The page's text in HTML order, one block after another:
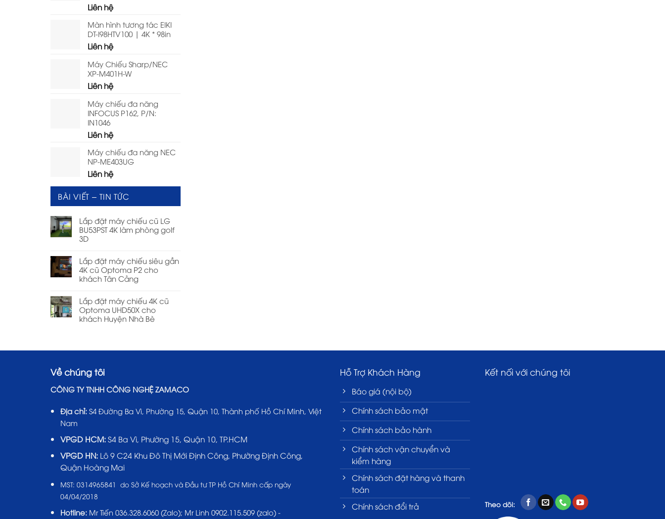
Liên hệ
Màn hình tương tác EIKI
DT-I98HTV100 | 4K * 98in
Liên hệ
Máy Chiếu Sharp/NEC
XP-M401H-W
Liên hệ
Máy chiếu đa năng
INFOCUS P162, P/N:
IN1046
Liên hệ
Máy chiếu đa năng NEC
NP-ME403UG
Liên hệ
BÀI VIẾT – TIN TỨC
Lắp đặt máy chiếu cũ LG
BU53PST 4K làm phòng golf
3D
Lắp đặt máy chiếu siêu gần
4K cũ Optoma P2 cho
khách Tân Cảng
Lắp đặt máy chiếu 4K cũ
Optoma UHD50X cho
khách Huyện Nhà Bè
Về chúng tôi
CÔNG TY TNHH CÔNG NGHỆ ZAMACO
Địa chỉ:S4 Đường Ba Vì, Phường 15, Quận 10, Thành phố Hồ Chí Minh, Việt
Nam
VPGD HCM:S4 Ba Vì, Phường 15, Quận 10, TP.HCM
VPGD HN: Lô 9 C24 Khu Đô Thị Mới Định Công, Phường Định Công,
Quận Hoàng Mai
MST:0314965841 do Sở Kế hoạch và Đầu tư TP Hồ Chí Minh cấp ngày
04/04/2018
Hotline: Mr Tiến036.328.6060 (Zalo); Mr Linh 0902.115.509 (zalo) -
Hỗ Trợ Khách Hàng
Báo giá (nội bộ)
Chính sách bảo mật
Chính sách bảo hành
Chính sách vận chuyển và
kiểm hàng
Chính sách đặt hàng và thanh
toán
Chính sách đổi trả
Kết nối với chúng tôi
Theo dõi: